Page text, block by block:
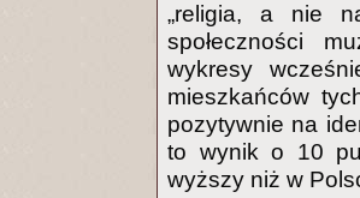
„religia, a nie
społeczności
wykresy
mieszkańców
pozytywnie na
to wynik o 10
wyższy niż w